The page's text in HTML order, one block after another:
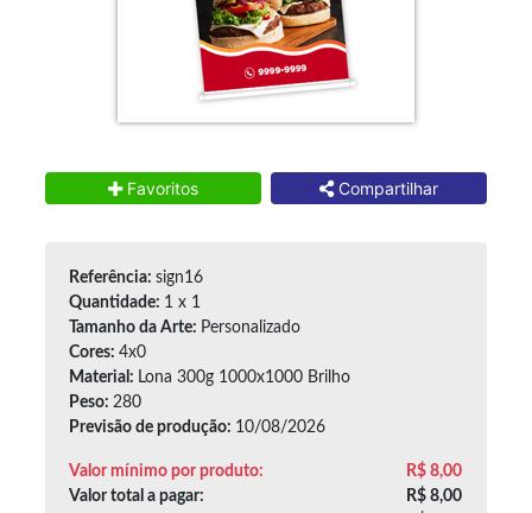
Favoritos Compartilhar
Referência:sign16
Quantidade: 1 x 1
Tamanho da Arte: Personalizado
Cores:4x0
Material: Lona 300g 1000x1000 Brilho
Peso:280
Previsão de produção: 10/08/2026
Valor mínimopor produto:
R$ 8,00
Valor total a pagar:
R$ 8,00